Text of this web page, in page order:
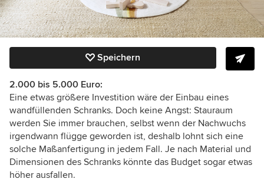
Speichern
2.000 bis 5.000 Euro:
Eine etwas größere Investition wäre der Einbau eines
wandfüllenden Schranks. Doch keine Angst: Stauraum
werden Sie immer brauchen, selbst wenn der Nachwuchs
irgendwann flügge geworden ist, deshalb lohnt sich eine
solche Maßanfertigung in jedem Fall. Je nach Material und
Dimensionen des Schranks könnte das Budget sogar etwas
höher ausfallen.